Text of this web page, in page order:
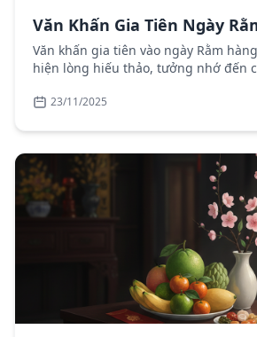
Văn Khấn Gia Tiên Ngày
Văn khấn gia tiên vào ngày Rằm
hiện lòng hiếu thảo, tưởng nhớ đến
23/11/2025